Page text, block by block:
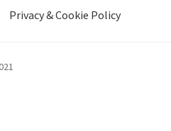
Privacy & Cookie Policy